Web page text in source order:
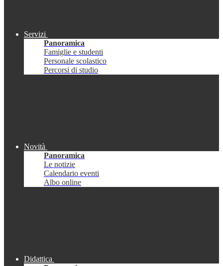
Servizi
Panoramica
Famiglie e studenti
Personale scolastico
Percorsi di studio
Novità
Panoramica
Le notizie
Calendario eventi
Albo online
Didattica